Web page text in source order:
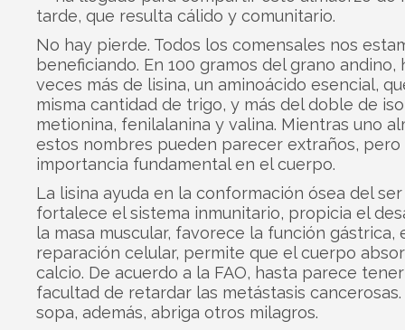
tarde, que resulta cálido y comunitario.
No hay pierde. Todos los comensales nos
beneficiando. En 100 gramos del grano andino,
veces más de lisina, un aminoácido esencial,
misma cantidad de trigo, y más del doble de
metionina, fenilalanina y valina. Mientras uno
estos nombres pueden parecer extraños, pero
importancia fundamental en el cuerpo.
La lisina ayuda en la conformación ósea del
fortalece el sistema inmunitario, propicia el
la masa muscular, favorece la función gástrica,
reparación celular, permite que el cuerpo
calcio. De acuerdo a la FAO, hasta parece
facultad de retardar las metástasis
sopa, además, abriga otros milagros.